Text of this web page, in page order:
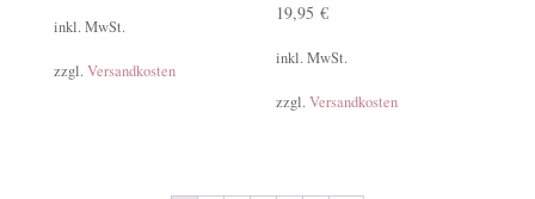
inkl. MwSt.
zzgl. Versandkosten
19,95€
inkl. MwSt.
zzgl.Versandkosten